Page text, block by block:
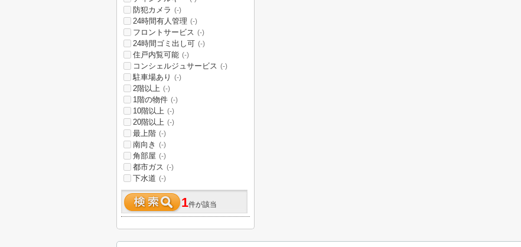
防犯カメラ (-)
24時間有人管理 (-)
フロントサービス (-)
24時間ゴミ出し可 (-)
住戸内覧可能 (-)
コンシェルジュサービス (-)
駐車場あり (-)
2階以上 (-)
1階の物件 (-)
10階以上 (-)
20階以上 (-)
最上階 (-)
南向き (-)
角部屋 (-)
都市ガス (-)
下水道 (-)
1件が該当